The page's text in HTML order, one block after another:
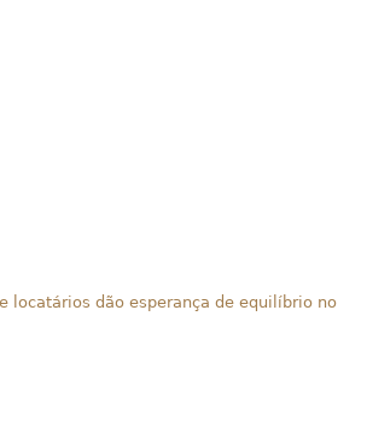
locatários dão esperança de equilíbrio no